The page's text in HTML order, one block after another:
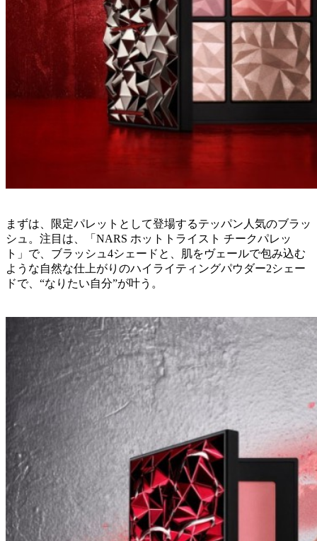
まずは、限定パレットとして登場するテッパン人気のブラッ
シュ。注目は、「NARS ホットトライスト チークパレッ
ト」で、ブラッシュ4シェードと、肌をヴェールで包み込む
ような自然な仕上がりのハイライティングパウダー2シェー
ドで、“なりたい自分”が叶う。